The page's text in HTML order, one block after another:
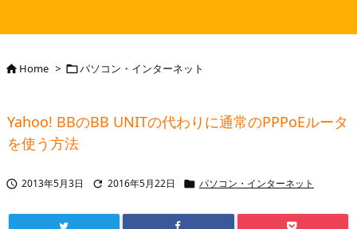
次へ
Home > パソコン・インターネット
Yahoo! BBのBB UNITの代わりに通常のPPPoEルータ
を使う方法
 2013年5月3日  2016年5月22日  パソコン・インターネット